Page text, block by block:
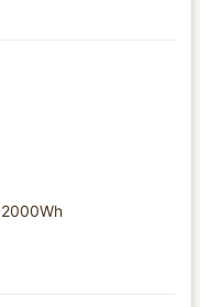
2000Wh